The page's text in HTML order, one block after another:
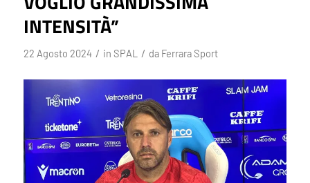
INTENSITÀ”
22 Agosto 2024 / in SPAL / da Ferrara Sport